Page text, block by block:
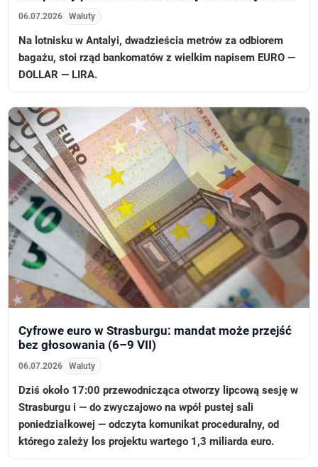
06.07.2026 Waluty
Na lotnisku w Antalyi, dwadzieścia metrów za odbiorem
bagażu, stoi rząd bankomatów z wielkim napisem EURO —
DOLLAR — LIRA.
Cyfrowe euro w Strasburgu: mandat może przejść
bez głosowania (6–9 VII)
06.07.2026 Waluty
Dziś około 17:00 przewodnicząca otworzy lipcową sesję w
Strasburgu i — do zwyczajowo na wpół pustej sali
poniedziałkowej — odczyta komunikat proceduralny, od
którego zależy los projektu wartego 1,3 miliarda euro.